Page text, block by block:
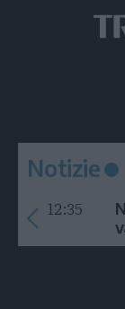
CRONACA
CULTURA
Notizie
12:35